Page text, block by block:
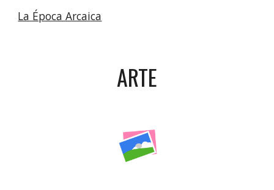
La Época Arcaica
ARTE